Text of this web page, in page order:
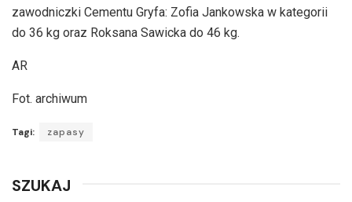
zawodniczki Cementu Gryfa: Zofia Jankowska w kategorii
do 36 kg oraz Roksana Sawicka do 46 kg.
AR
Fot. archiwum
Tagi: zapasy
SZUKAJ